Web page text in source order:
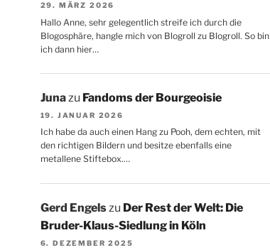
29. MÄRZ 2026
Hallo Anne, sehr gelegentlich streife ich durch die
Blogosphäre, hangle mich von Blogroll zu Blogroll. So bin
ich dann hier…
Junazu Fandoms der Bourgeoisie
19. JANUAR 2026
Ich habe da auch einen Hang zu Pooh, dem echten, mit
den richtigen Bildern und besitze ebenfalls eine
metallene Stiftebox.…
Gerd Engelszu Der Rest der Welt: Die
Bruder-Klaus-Siedlung in Köln
6. DEZEMBER 2025